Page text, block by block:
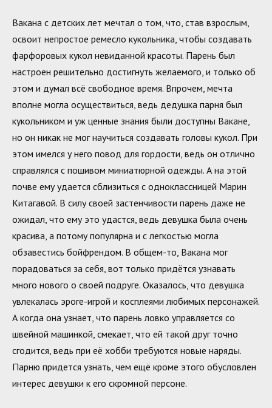
Вакана с детских лет мечтал о том, что, став взрослым,
освоит непростое ремесло кукольника, чтобы создавать
фарфоровых кукол невиданной красоты. Парень был
настроен решительно достигнуть желаемого, и только об
этом и думал всё свободное время. Впрочем, мечта
вполне могла осуществиться, ведь дедушка парня был
кукольником и уж ценные знания были доступны Вакане,
но он никак не мог научиться создавать головы кукол. При
этом имелся у него повод для гордости, ведь он отлично
справлялся с пошивом миниатюрной одежды. А на этой
почве ему удается сблизиться с одноклассницей Марин
Китагавой. В силу своей застенчивости парень даже не
ожидал, что ему это удастся, ведь девушка была очень
красива, а потому популярна и с легкостью могла
обзавестись бойфрендом. В общем-то, Вакана мог
порадоваться за себя, вот только придётся узнавать
много нового о своей подруге. Оказалось, что девушка
увлекалась эроге-игрой и косплеями любимых персонажей.
А когда она узнает, что парень ловко управляется со
швейной машинкой, смекает, что ей такой друг точно
сгодится, ведь при её хобби требуются новые наряды.
Парню придется узнать, чем ещё кроме этого обусловлен
интерес девушки к его скромной персоне.